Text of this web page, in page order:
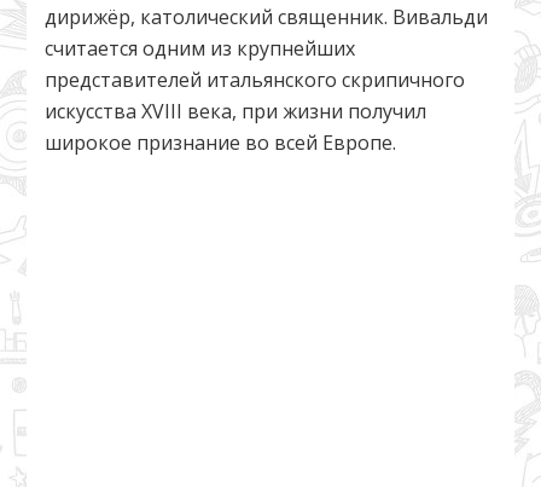
дирижёр, католический священник. Вивальди
считается одним из крупнейших
представителей итальянского скрипичного
искусства XVIII века, при жизни получил
широкое признание во всей Европе.